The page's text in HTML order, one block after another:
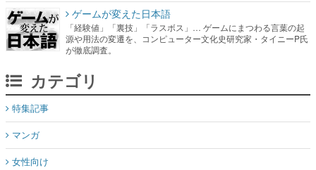
ゲームが変えた日本語
「経験値」「裏技」「ラスボス」… ゲームにまつわる言葉の起
源や用法の変遷を、コンピューター文化史研究家・タイニーP氏
が徹底調査。
カテゴリ
特集記事
マンガ
女性向け